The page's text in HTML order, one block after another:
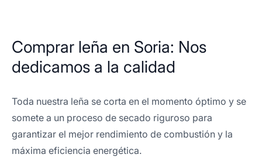
Comprar leña en Soria: Nos
dedicamos a la calidad
Toda nuestra leña se corta en el momento óptimo y se
somete a un proceso de secado riguroso para
garantizar el mejor rendimiento de combustión y la
máxima eficiencia energética.